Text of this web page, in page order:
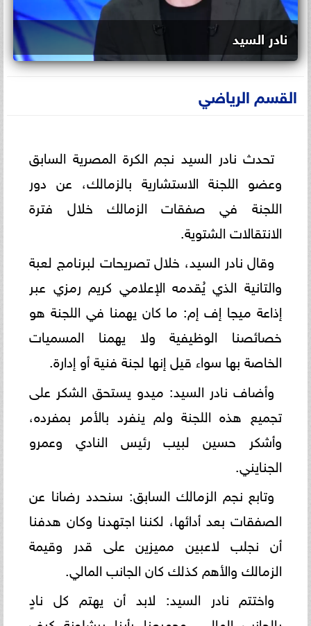
نادر السيد
القسم الرياضي
تحدث نادر السيد نجم الكرة المصرية السابق
وعضو اللجنة الاستشارية بالزمالك، عن دور
اللجنة في صفقات الزمالك خلال فترة
الانتقالات الشتوية.
وقال نادر السيد، خلال تصريحات لبرنامج لعبة
والتانية الذي يُقدمه الإعلامي كريم رمزي عبر
إذاعة ميجا إف إم: ما كان يهمنا في اللجنة هو
خصائصنا الوظيفية ولا يهمنا المسميات
الخاصة بها سواء قيل إنها لجنة فنية أو إدارة.
وأضاف نادر السيد: ميدو يستحق الشكر على
تجميع هذه اللجنة ولم ينفرد بالأمر بمفرده،
وأشكر حسين لبيب رئيس النادي وعمرو
الجنايني.
وتابع نجم الزمالك السابق: سنحدد رضانا عن
الصفقات بعد أدائها، لكننا اجتهدنا وكان هدفنا
أن نجلب لاعبين مميزين على قدر وقيمة
الزمالك والأهم كذلك كان الجانب المالي.
واختتم نادر السيد: لابد أن يهتم كل نادٍ